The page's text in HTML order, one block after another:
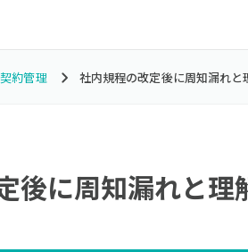
約管理 社内規程の改定後に周知漏れ
後に周知漏れと